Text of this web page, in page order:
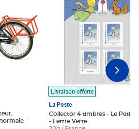
Livraison offerte
La Poste
Collector 4 timbres - Le Petit
- Lettre Verte